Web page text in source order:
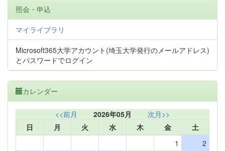
照会・申込
マイライブラリ
Microsoft365大学アカウント(埼玉大学発行のメールアドレス)
とパスワードでログイン
カレンダー
<<前月 2026年05月
次月>>
日
月 火 水 木 金
土
1
2